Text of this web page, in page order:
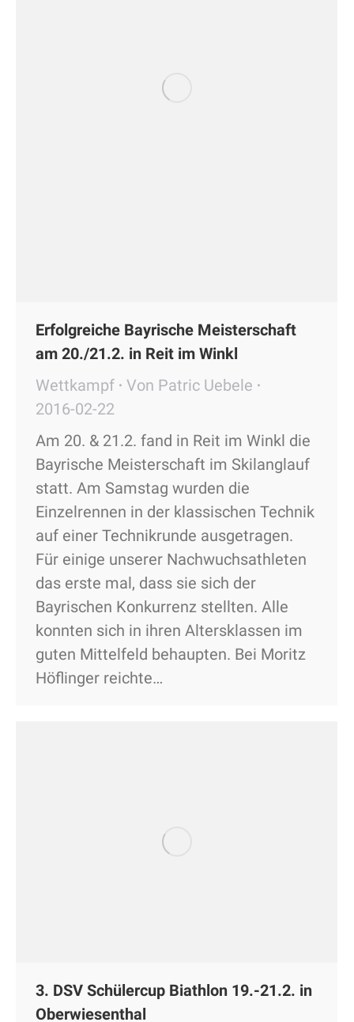
Erfolgreiche Bayrische Meisterschaft
am 20./21.2. in Reit im Winkl
Wettkampf
Von Patric Uebele
2016-02-22
Am 20. & 21.2. fand in Reit im Winkl die
Bayrische Meisterschaft im Skilanglauf
statt. Am Samstag wurden die
Einzelrennen in der klassischen Technik
auf einer Technikrunde ausgetragen.
Für einige unserer Nachwuchsathleten
das erste mal, dass sie sich der
Bayrischen Konkurrenz stellten. Alle
konnten sich in ihren Altersklassen im
guten Mittelfeld behaupten. Bei Moritz
Höflinger reichte…
3. DSV Schülercup Biathlon 19.-21.2. in
Oberwiesenthal